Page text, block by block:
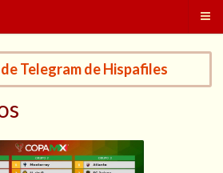
Telegram de Hispafiles